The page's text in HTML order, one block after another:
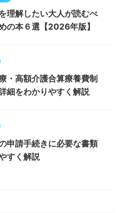
理解したい大人が読むべ
の本６選【2026年版】
・高額介護合算療養費制
細をわかりやすく解説
申請手続きに必要な書類
すく解説